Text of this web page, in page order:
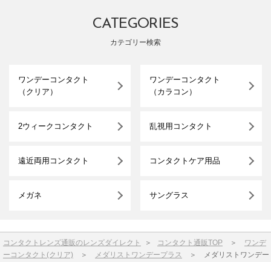
CATEGORIES
カテゴリー検索
ワンデーコンタクト
（クリア）
ワンデーコンタクト
（カラコン）
2ウィークコンタクト 乱視用コンタクト
遠近両用コンタクト コンタクトケア用品
メガネ サングラス
コンタクトレンズ通販のレンズダイレクト ＞ コンタクト通販TOP ＞ ワンデ
ーコンタクト(クリア) ＞ メダリストワンデープラス ＞
メダリストワンデー